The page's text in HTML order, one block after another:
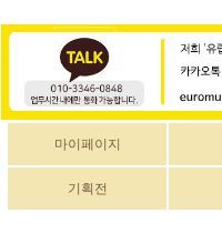
마이페이지
기획전